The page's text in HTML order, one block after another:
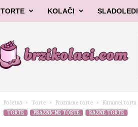
TORTE KOLAČI SLADOLEDI
Početna Torte Praznične torte
Karamel torta
TORTE
PRAZNIČNE TORTE RAZNE TORTE